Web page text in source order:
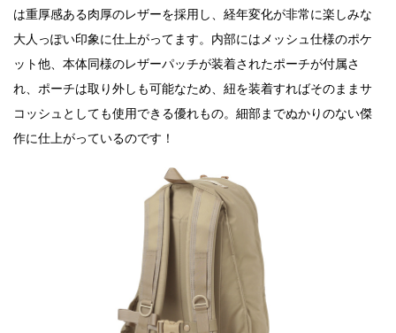
は重厚感ある肉厚のレザーを採用し、経年変化が非常に楽しみな
大人っぽい印象に仕上がってます。内部にはメッシュ仕様のポケ
ット他、本体同様のレザーパッチが装着されたポーチが付属さ
れ、ポーチは取り外しも可能なため、紐を装着すればそのままサ
コッシュとしても使用できる優れもの。細部までぬかりのない傑
作に仕上がっているのです！